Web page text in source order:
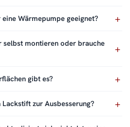
Wärmepumpe geeignet?
selbst montieren oder brauche
gibt es?
zur Ausbesserung?